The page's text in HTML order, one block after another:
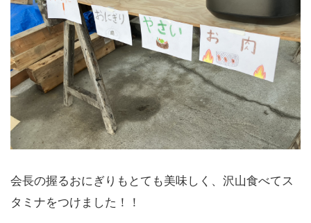
会長の握るおにぎりもとても美味しく、沢山食べてス
タミナをつけました！！